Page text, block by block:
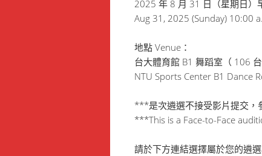
2025 年 8 月 31 日（星期日）
Aug 31, 2025 (Sunday) 10:00
地點 Venue：
台大體育館 B1 舞蹈室（ 106
NTU Sports Center B1 Dance
***是次遴選不接受影片提交，
***This is a Face-to-Face
請於下方連結選擇屬於您的遴選